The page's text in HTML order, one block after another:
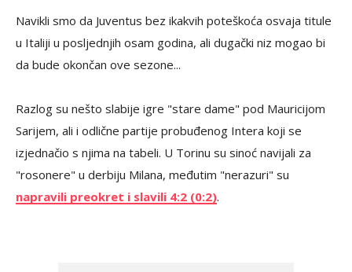
Navikli smo da Juventus bez ikakvih poteškoća osvaja titule
u Italiji u posljednjih osam godina, ali dugački niz mogao bi
da bude okončan ove sezone...
Razlog su nešto slabije igre "stare dame" pod Mauricijom
Sarijem, ali i odlične partije probuđenog Intera koji se
izjednačio s njima na tabeli. U Torinu su sinoć navijali za
"rosonere" u derbiju Milana, međutim "nerazuri" su
napravili preokret i slavili 4:2 (0:2).